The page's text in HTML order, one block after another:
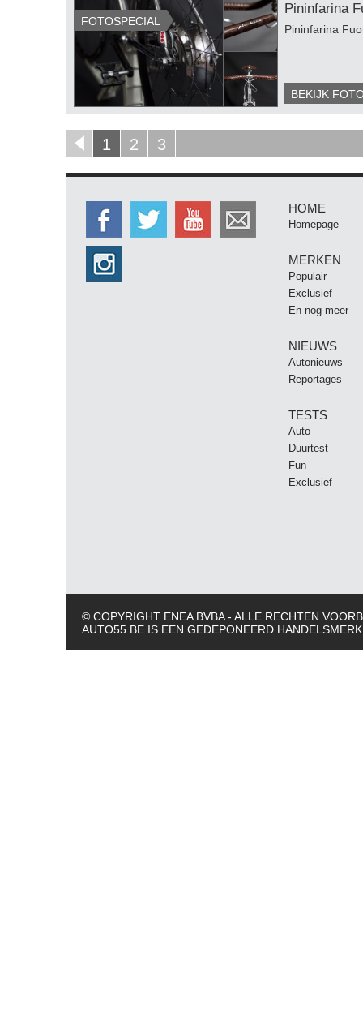
Pininfarina
Pininfarina
BEKIJK
FOTOSPECIAL
1 2 3
HOME
Homepage
MERKEN
Populair
Exclusief
En nog meer
NIEUWS
Autonieuws
Reportages
TESTS
Auto
Duurtest
Fun
Exclusief
© COPYRIGHT ENEA BVBA - ALLE RECHTEN
AUTO55.BE IS EEN GEDEPONEERD HANDELSMERK